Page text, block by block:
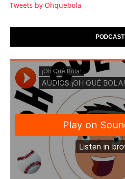
Tweets by Ohquebola
PODCAST